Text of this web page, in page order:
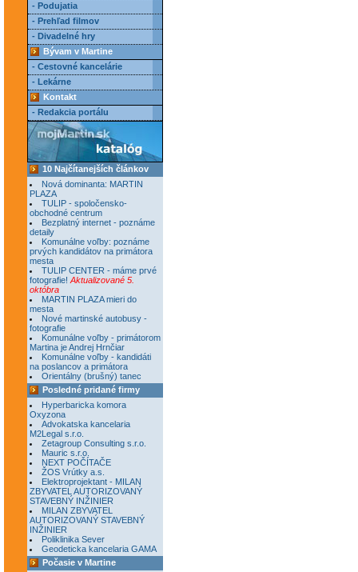
- Podujatia
- Prehľad filmov
- Divadelné hry
Bývam v Martine
- Cestovné kancelárie
- Lekárne
Kontakt
- Redakcia portálu
10 Najčítanejších článkov
Nová dominanta: MARTIN
PLAZA
TULIP - spoločensko-
obchodné centrum
Bezplatný internet - poznáme
detaily
Komunálne voľby: poznáme
prvých kandidátov na primátora
mesta
TULIP CENTER - máme prvé
fotografie! Aktualizované 5.
októbra
MARTIN PLAZA mieri do
mesta
Nové martinské autobusy -
fotografie
Komunálne voľby - primátorom
Martina je Andrej Hrnčiar
Komunálne voľby - kandidáti
na poslancov a primátora
Orientálny (brušný) tanec
Posledné pridané firmy
Hyperbaricka komora
Oxyzona
Advokatska kancelaria
M2Legal s.r.o.
Zetagroup Consulting s.r.o.
Mauric s.r.o.
NEXT POČÍTAČE
ŽOS Vrútky a.s.
Elektroprojektant - MILAN
ZBYVATEL AUTORIZOVANÝ
STAVEBNÝ INŽINIER
MILAN ZBYVATEL
AUTORIZOVANÝ STAVEBNÝ
INŽINIER
Poliklinika Sever
Geodeticka kancelaria GAMA
Počasie v Martine